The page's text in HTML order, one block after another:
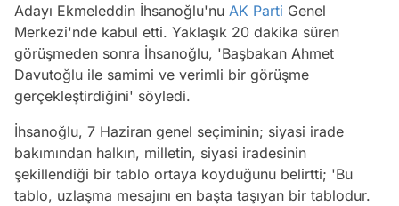
Adayı Ekmeleddin İhsanoğlu'nu AK Parti Genel
Merkezi'nde kabul etti. Yaklaşık 20 dakika süren
görüşmeden sonra İhsanoğlu, 'Başbakan Ahmet
Davutoğlu ile samimi ve verimli bir görüşme
gerçekleştirdiğini' söyledi.
İhsanoğlu, 7 Haziran genel seçiminin; siyasi irade
bakımından halkın, milletin, siyasi iradesinin
şekillendiği bir tablo ortaya koyduğunu belirtti; 'Bu
tablo, uzlaşma mesajını en başta taşıyan bir tablodur.